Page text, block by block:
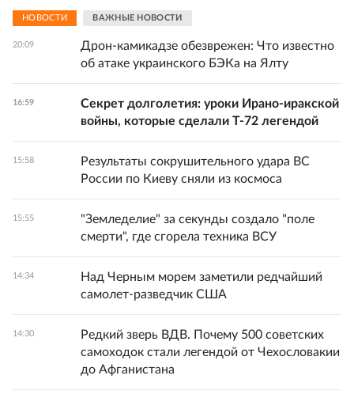
НОВОСТИ ВАЖНЫЕ НОВОСТИ
20:09
Дрон-камикадзе обезврежен: Что известно
об атаке украинского БЭКа на Ялту
16:59
Секрет долголетия: уроки Ирано-иракской
войны, которые сделали Т-72 легендой
15:58
Результаты сокрушительного удара ВС
России по Киеву сняли из космоса
15:55
"Земледелие" за секунды создало "поле
смерти", где сгорела техника ВСУ
14:34
Над Черным морем заметили редчайший
самолет-разведчик США
14:30
Редкий зверь ВДВ. Почему 500 советских
самоходок стали легендой от Чехословакии
до Афганистана